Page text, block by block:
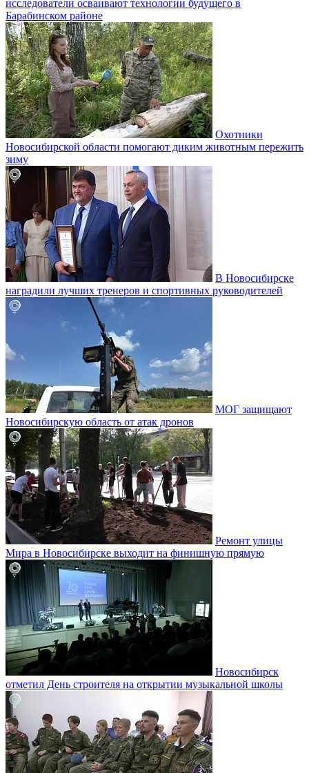
исследователи осваивают технологии будущего в
Барабинском районе
Охотники
Новосибирской области помогают диким животным пережить
зиму
В Новосибирске
наградили лучших тренеров и спортивных руководителей
МОГ защищают
Новосибирскую область от атак дронов
Ремонт улицы
Мира в Новосибирске выходит на финишную прямую
Новосибирск
отметил День строителя на открытии музыкальной школы